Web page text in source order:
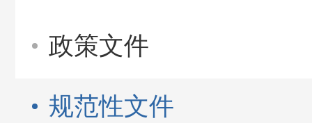
政策文件
规范性文件